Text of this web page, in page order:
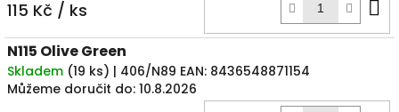
115 Kč / ks
N115 Olive Green
Skladem (19 ks) | 406/N89 EAN: 8436548871154
Můžeme doručit do: 10.8.2026